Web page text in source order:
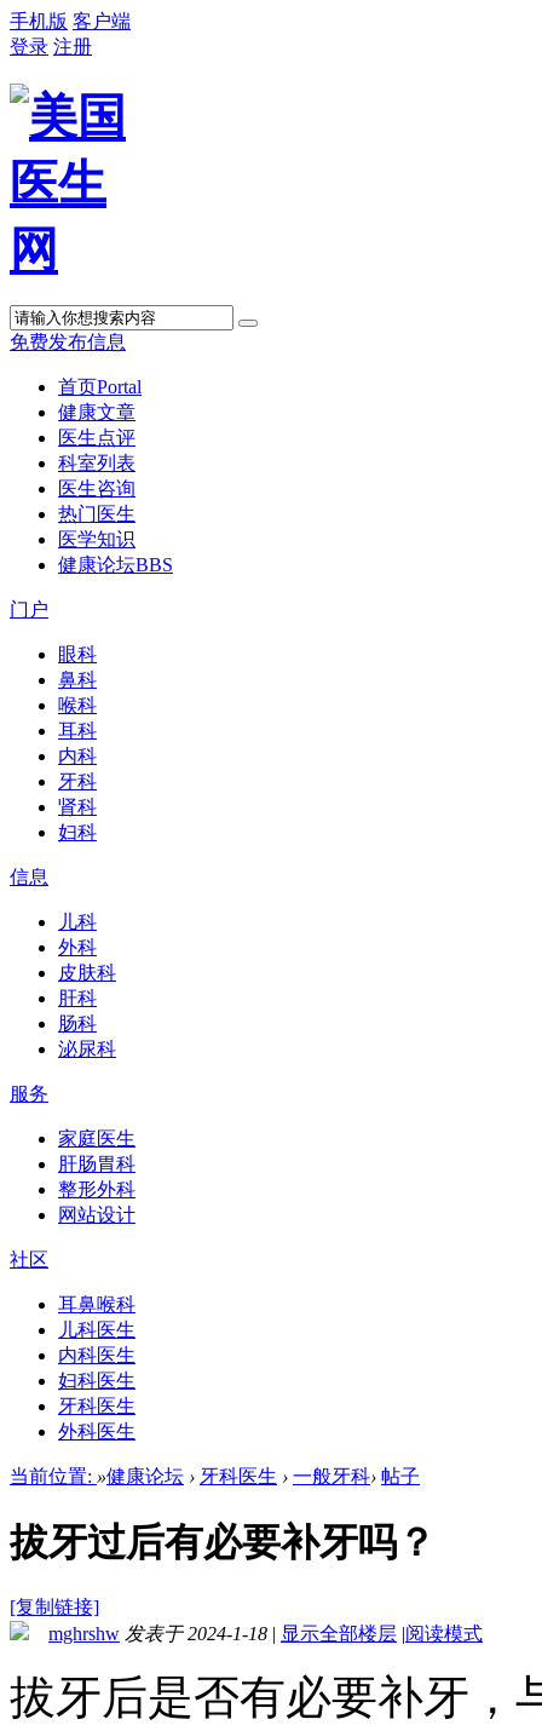
手机版 客户端
登录 注册
免费发布信息
首页Portal
健康文章
医生点评
科室列表
医生咨询
热门医生
医学知识
健康论坛BBS
门户
眼科
鼻科
喉科
耳科
内科
牙科
肾科
妇科
信息
儿科
外科
皮肤科
肝科
肠科
泌尿科
服务
家庭医生
肝肠胃科
整形外科
网站设计
社区
耳鼻喉科
儿科医生
内科医生
妇科医生
牙科医生
外科医生
当前位置: »健康论坛 › 牙科医生 › 一般牙科› 帖子
拔牙过后有必要补牙吗？
[复制链接]
mghrshw 发表于 2024-1-18 | 显示全部楼层 |阅读模式
拔牙后是否有必要补牙，